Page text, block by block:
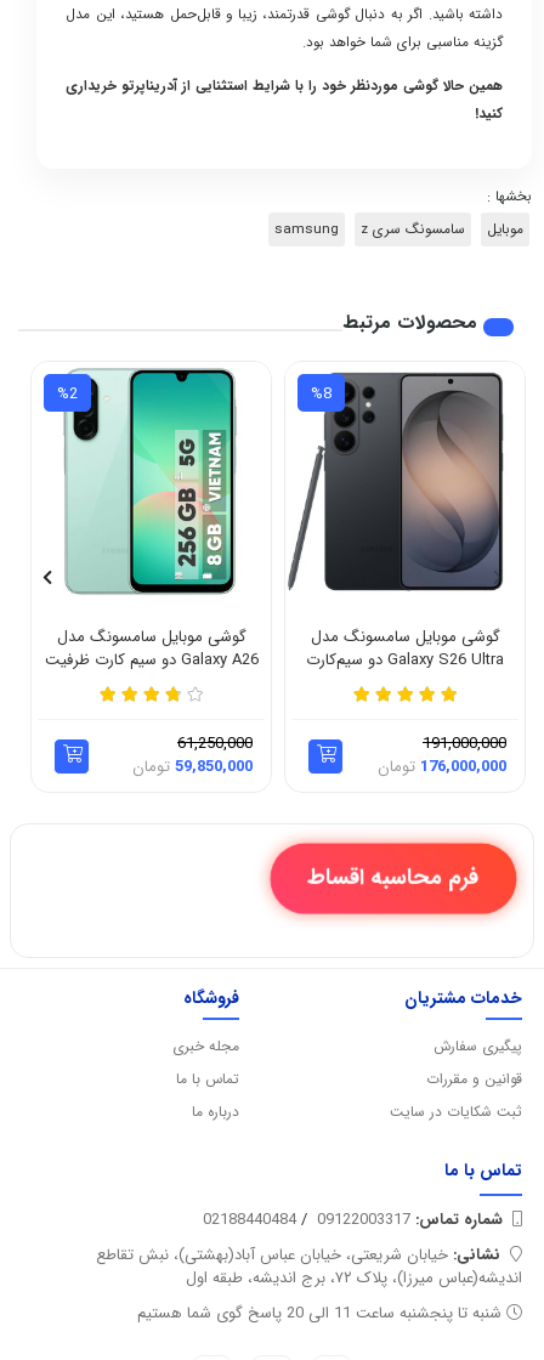
داشته باشید. اگر به دنبال گوشی قدرتمند، زیبا و قابل‌حمل هستید، این مدل
گزینه مناسبی برای شما خواهد بود.
همین حالا گوشی موردنظر خود را با شرایط استثنایی از آدریناپرتو خریداری
کنید!
بخشها :
موبایل
سامسونگ سری z samsung
محصولات مرتبط
%8
گوشی موبایل سامسونگ مدل
Galaxy S26 Ultra دو سیم‌کارت
گیگابایت - ویتنام - بدون رجیستر
191,000,000
176,000,000 تومان
%2
گوشی موبایل سامسونگ مدل
Galaxy A26 دو سیم کارت ظرفیت
256 گیگابایت و رم 8 گیگابایت -
ویتنام
61,250,000
59,850,000تومان
فرم محاسبه اقساط
خدمات مشتریان
پیگیری سفارش
قوانین و مقررات
ثبت شکایات در سایت
فروشگاه
مجله خبری
تماس با ما
درباره ما
تماس با ما
شماره تماس‌: /
02188440484
نشانی: خیابان شریعتی، خیابان عباس آباد(بهشتی)، نبش تقاطع
اندیشه(عباس میرزا)، پلاک ۷۲، برج اندیشه، طبقه اول
شنبه تا پنجشنبه ساعت 11 الی 20 پاسخ گوی شما هستیم